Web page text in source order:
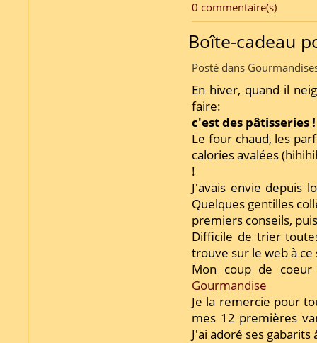
0 commentaire(s)
Boîte-cadeau
Posté dans
En hiver, quand il
faire:
c'est des pâtisseries !
Le four chaud, les
calories avalées
!
J'avais envie depuis
Quelques gentilles
premiers conseils,
Difficile de trier
trouve sur le web à ce
Mon coup de
Gourmandise
Je la remercie pour
mes 12 premières
J'ai adoré ses